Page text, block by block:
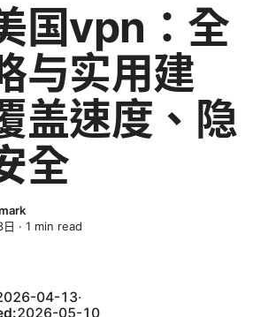
国vpn：全
与实用建
盖速度、隐
全
· 1 min read
04-13·
2026-05-10